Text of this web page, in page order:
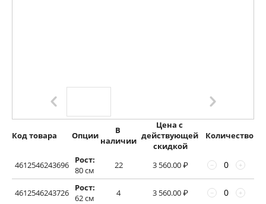
Код товара Опции
В
наличии
Цена с
действующей
скидкой
Количество
4612546243696
Рост:
80 см
22 3 560.00₽ +
−
4612546243726
Рост:
62 см
4 3 560.00₽ +
−